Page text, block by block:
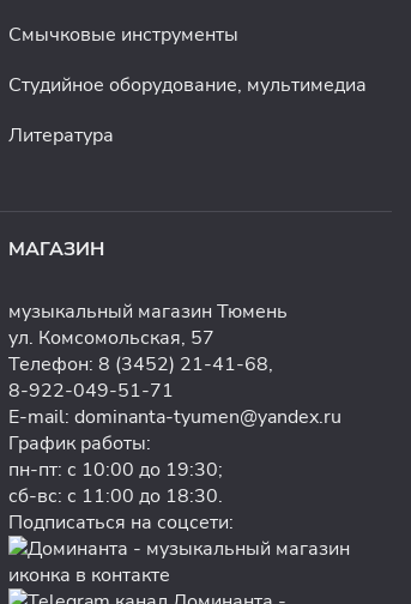
Смычковые инструменты
Студийное оборудование, мультимедиа
Литература
МАГАЗИН
музыкальный магазин Тюмень
ул. Комсомольская, 57
Телефон: 8 (3452) 21-41-68,
8-922-049-51-71
E-mail: dominanta-tyumen@yandex.ru
График работы:
пн-пт: с 10:00 до 19:30;
сб-вс: с 11:00 до 18:30.
Подписаться на соцсети: